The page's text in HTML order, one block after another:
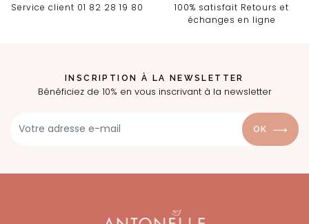
Service client 01 82 28 19 80
100% satisfait Retours et
échanges en ligne
INSCRIPTION À LA NEWSLETTER
Bénéficiez de 10% en vous inscrivant à la newsletter
OK